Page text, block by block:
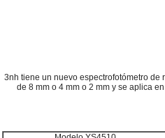
3nh tiene un nuevo espectrofotómetro
de 8 mm o 4 mm o 2 mm y se aplica